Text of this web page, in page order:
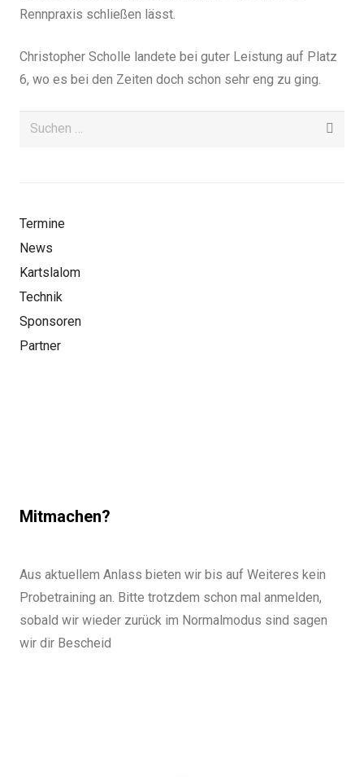
Rennpraxis schließen lässt.
Christopher Scholle landete bei guter Leistung auf Platz
6, wo es bei den Zeiten doch schon sehr eng zu ging.
Suchen
Termine
News
Kartslalom
Technik
Sponsoren
Partner
Mitmachen?
Aus aktuellem Anlass bieten wir bis auf Weiteres kein
Probetraining an. Bitte trotzdem schon mal anmelden,
sobald wir wieder zurück im Normalmodus sind sagen
wir dir Bescheid